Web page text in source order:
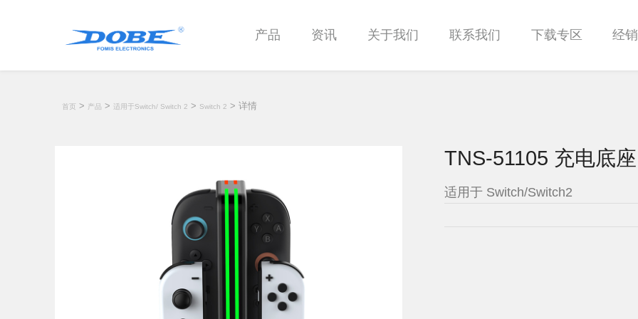
产品 资讯 关于我们 联系我们 下载专区 经
首页 > 产品 > 适用于Switch/ Switch 2 > Switch 2 > 详情
TNS-51105 充电底座
适用于 Switch/Switch2